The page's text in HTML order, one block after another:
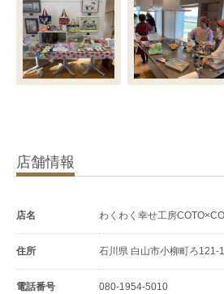
店舗情報
店名 わくわく幸せ工房
住所 石川県 白山市小柳町ろ121-1
電話番号 080-1954-5010